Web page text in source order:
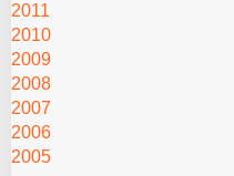
2011
2010
2009
2008
2007
2006
2005